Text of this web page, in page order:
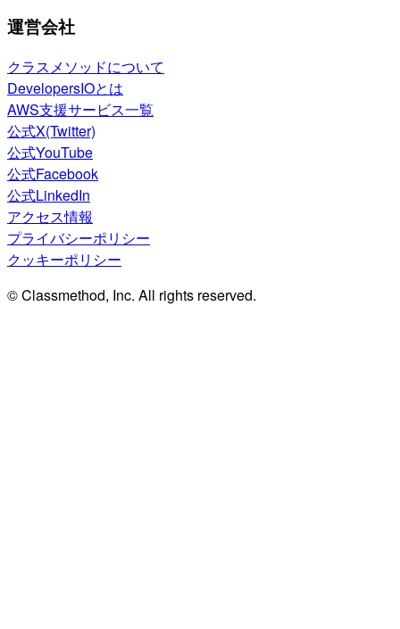
運営会社
クラスメソッドについて
DevelopersIOとは
AWS支援サービス一覧
公式X(Twitter)
公式YouTube
公式Facebook
公式LinkedIn
アクセス情報
プライバシーポリシー
クッキーポリシー
© Classmethod, Inc. All rights reserved.